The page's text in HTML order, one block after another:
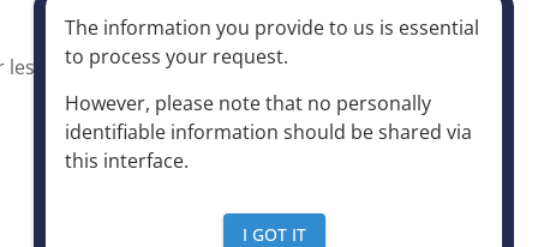
les
Caméras à lecture
automatisée de
plaques
d’immatriculation et
accès à la déchèterie :
un dispositif autorisé à
condition d’être
4 juin 2026
The information you provide to us is essential
to process your request.
However, please note that no personally
identifiable information should be shared via
this interface.
I GOT IT